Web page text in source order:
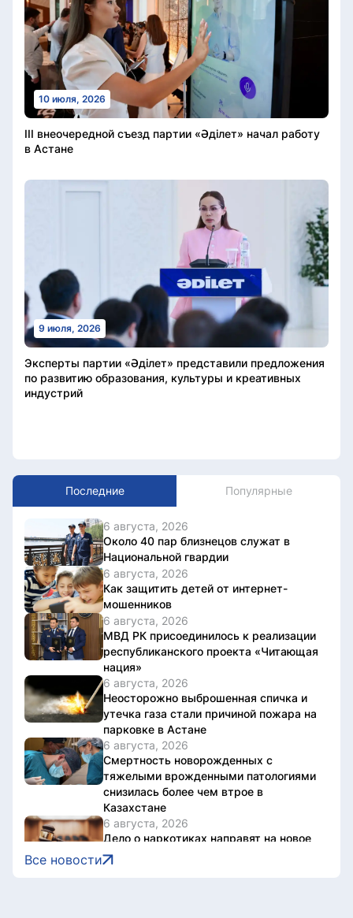
10 июля, 2026
III внеочередной съезд партии «Әділет» начал работу
в Астане
9 июля, 2026
Эксперты партии «Әділет» представили предложения
по развитию образования, культуры и креативных
индустрий
Последние Популярные
6 августа, 2026
Около 40 пар близнецов служат в
Национальной гвардии
6 августа, 2026
Как защитить детей от интернет-
мошенников
6 августа, 2026
МВД РК присоединилось к реализации
республиканского проекта «Читающая
нация»
6 августа, 2026
Неосторожно выброшенная спичка и
утечка газа стали причиной пожара на
парковке в Астане
6 августа, 2026
Смертность новорожденных с
тяжелыми врожденными патологиями
снизилась более чем втрое в
Казахстане
6 августа, 2026
Дело о наркотиках направят на новое
рассмотрение: подсудимому не дали
последнее слово
Все новости